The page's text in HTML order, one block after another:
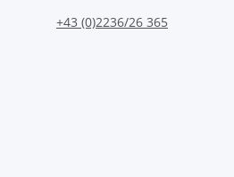
+43 (0)2236/26 365